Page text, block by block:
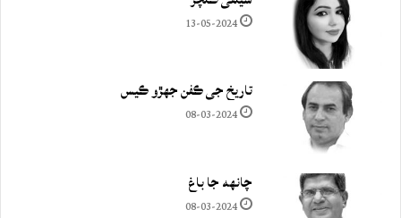
13-05-2024
تاريخ جي ڪفن جھڙو ڪيس
08-03-2024
چانهه جا باغ
08-03-2024